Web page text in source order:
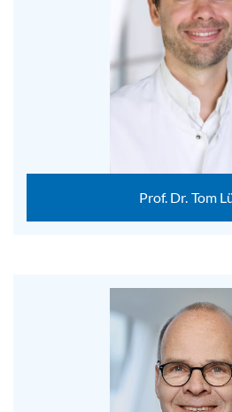
Prof. Dr. Tom